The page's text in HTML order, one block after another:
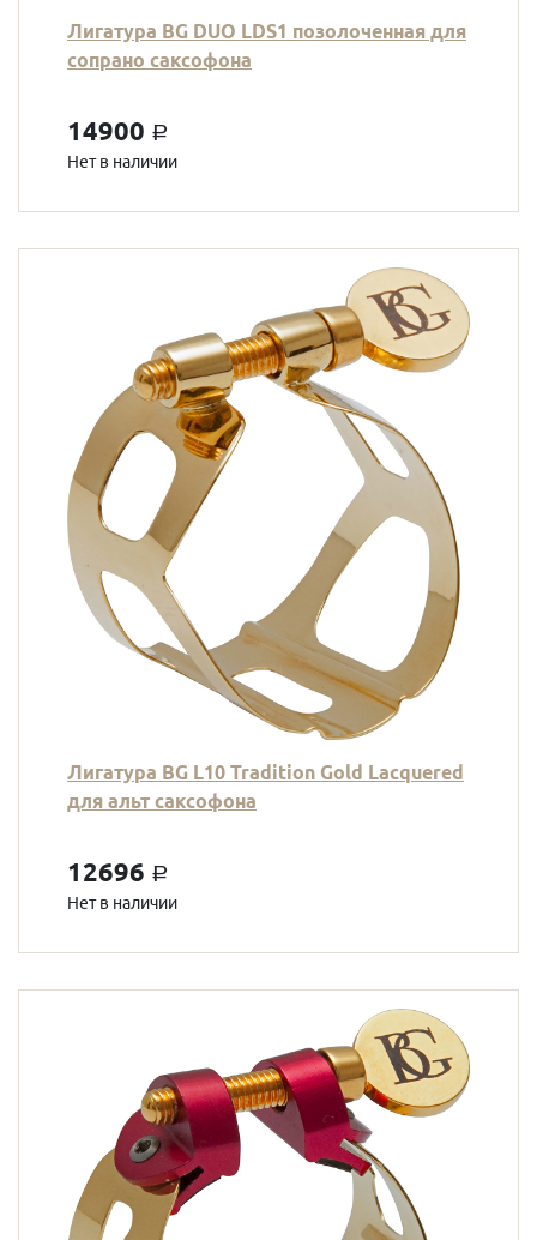
Лигатура BG DUO LDS1 позолоченная для
сопрано саксофона
14900 a
Нет в наличии
Лигатура BG L10 Tradition Gold Lacquered
для альт саксофона
12696 a
Нет в наличии